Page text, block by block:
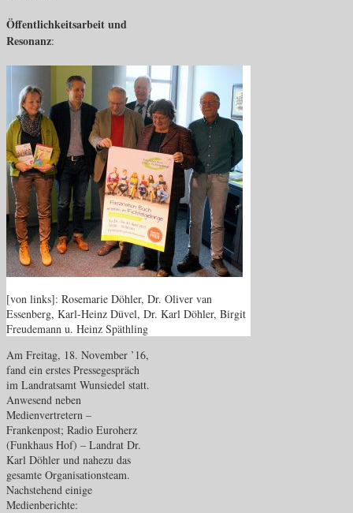
Öffentlichkeitsarbeit und
Resonanz:
[von links]: Rosemarie Döhler, Dr. Oliver van
Essenberg, Karl-Heinz Düvel, Dr. Karl Döhler, Birgit
Freudemann u. Heinz Späthling
Am Freitag, 18. November ’16,
fand ein erstes Pressegespräch
im Landratsamt Wunsiedel statt.
Anwesend neben
Medienvertretern –
Frankenpost; Radio Euroherz
(Funkhaus Hof) – Landrat Dr.
Karl Döhler und nahezu das
gesamte Organisationsteam.
Nachstehend einige
Medienberichte: